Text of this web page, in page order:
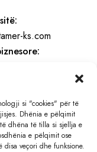
si "cookies" për të
Dhënia e pëlqimit
dhëna të tilla si sjellja e
e pëlqimit ose
veçori dhe funksione.
ks.com